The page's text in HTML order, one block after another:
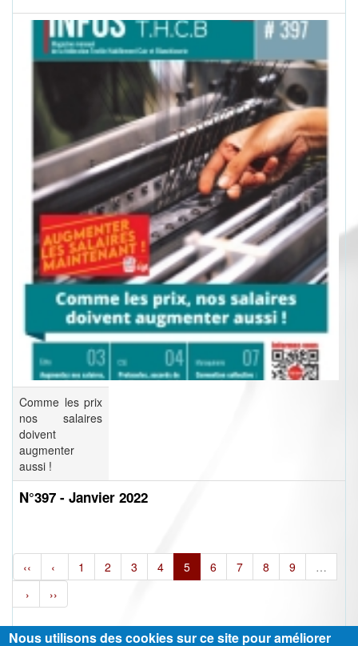
Comme les prix
nos salaires
doivent
augmenter
aussi !
N°397 - Janvier 2022
‹‹ ‹ 1 2 3 4 5 6 7 8 9
…
›
››
Nous utilisons des cookies sur ce site pour améliorer